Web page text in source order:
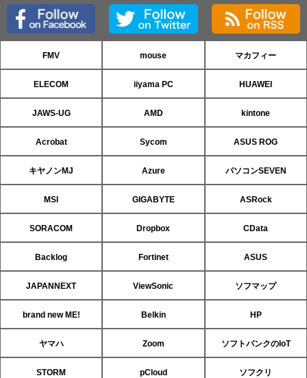
FMV mouse マカフィー
ELECOM iiyama PC HUAWEI
JAWS-UG AMD kintone
Acrobat Sycom ASUS ROG
キヤノンMJ Azure パソコンSEVEN
MSI GIGABYTE ASRock
SORACOM Dropbox CData
Backlog Fortinet ASUS
JAPANNEXT ViewSonic ソフマップ
brand new ME! Belkin HP
ヤマハ Zoom ソフトバンクのIoT
STORM pCloud ソフクリ